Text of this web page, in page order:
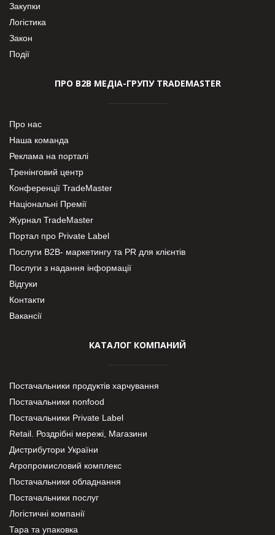
Закупки
Логістика
Закон
Події
ПРО В2В МЕДІА-ГРУПУ TRADEMASTER
Про нас
Наша команда
Реклама на порталі
Тренінговий центр
Конференції TradeMaster
Національні Премії
Журнал TradeMaster
Портал про Private Label
Послуги В2В- маркетингу та PR для клієнтів
Послуги з надання інформації
Відгуки
Контакти
Вакансії
КАТАЛОГ КОМПАНИЙ
Постачальники продуктів харчування
Постачальники nonfood
Постачальники Private Label
Retail. Роздрібні мережі, Магазини
Дистрибутори України
Агропромисловий комплекс
Постачальники обладнання
Постачальники послуг
Логістичні компанії
Тара та упаковка